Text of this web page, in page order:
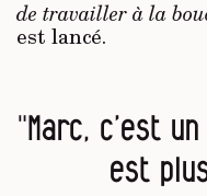
de travailler à la
est lancé.
"Marc, c’est
est